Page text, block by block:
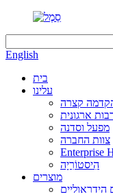
English
בית
עלינו
קצרה
ארגונית
מפעל וסדנה
צוות החברה
Enterprise
הִיסטוֹרִיָה
מוצרים